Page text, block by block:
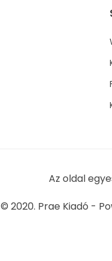
Az oldal
© 2020. Prae Kiadó -